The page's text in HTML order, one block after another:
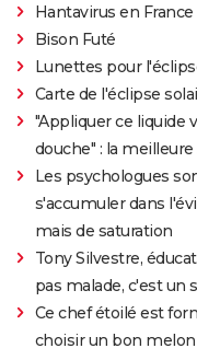
Hantavirus en France
Bison Futé
Lunettes pour
Carte de l'éclipse
"Appliquer ce liquide
douche" : la
Les psychologues
s'accumuler dans
mais de saturation
Tony Silvestre,
pas malade, c'est un
Ce chef étoilé est
choisir un bon melon